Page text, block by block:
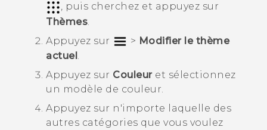
, puis cherchez et appuyez sur
Thèmes
Appuyez sur
> Modifier le thème
actuel.
Appuyez sur Couleuret sélectionnez
un modèle de couleur.
Appuyez sur n'importe laquelle des
autres catégories que vous voulez